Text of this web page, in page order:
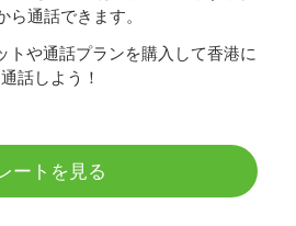
ら通話できます。
トや通話プランを購入して香港に
通話しよう！
ートを見る